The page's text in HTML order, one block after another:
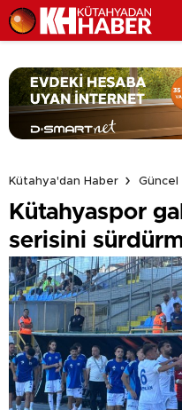
Kütahya'dan Haber
Güncel
Kütahyaspor
serisini